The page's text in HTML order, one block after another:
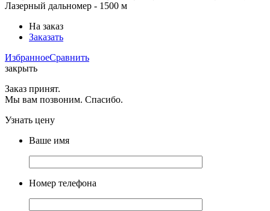
Лазерный дальномер - 1500 м
На заказ
Заказать
ИзбранноеСравнить
закрыть
Заказ принят.
Мы вам позвоним. Спасибо.
Узнать цену
Ваше имя
Номер телефона